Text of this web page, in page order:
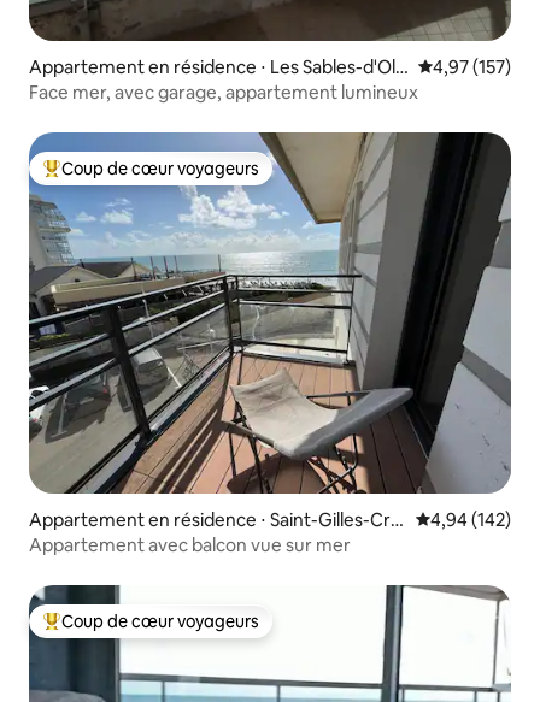
Appartement en résidence ⋅ Les Sables-d'Olo
nne
Évaluation
4,97 (157)
Face mer, avec garage, appartement lumineux
Coups de cœur voyageurs les plus appréciés
Coup de cœur voyageurs
Appartement en résidence ⋅ Saint-Gilles-Croi
x-de-Vie
Évaluation
4,94 (142)
Appartement avec balcon vue sur mer
Coups de cœur voyageurs les plus appréciés
Coup de cœur voyageurs